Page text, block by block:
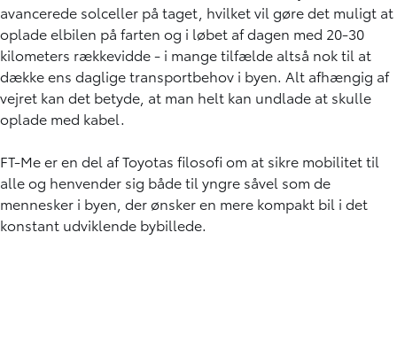
avancerede solceller på taget, hvilket vil gøre det muligt at
oplade elbilen på farten og i løbet af dagen med 20-30
kilometers rækkevidde - i mange tilfælde altså nok til at
dække ens daglige transportbehov i byen. Alt afhængig af
vejret kan det betyde, at man helt kan undlade at skulle
oplade med kabel.
FT-Me er en del af Toyotas filosofi om at sikre mobilitet til
alle og henvender sig både til yngre såvel som de
mennesker i byen, der ønsker en mere kompakt bil i det
konstant udviklende bybillede.